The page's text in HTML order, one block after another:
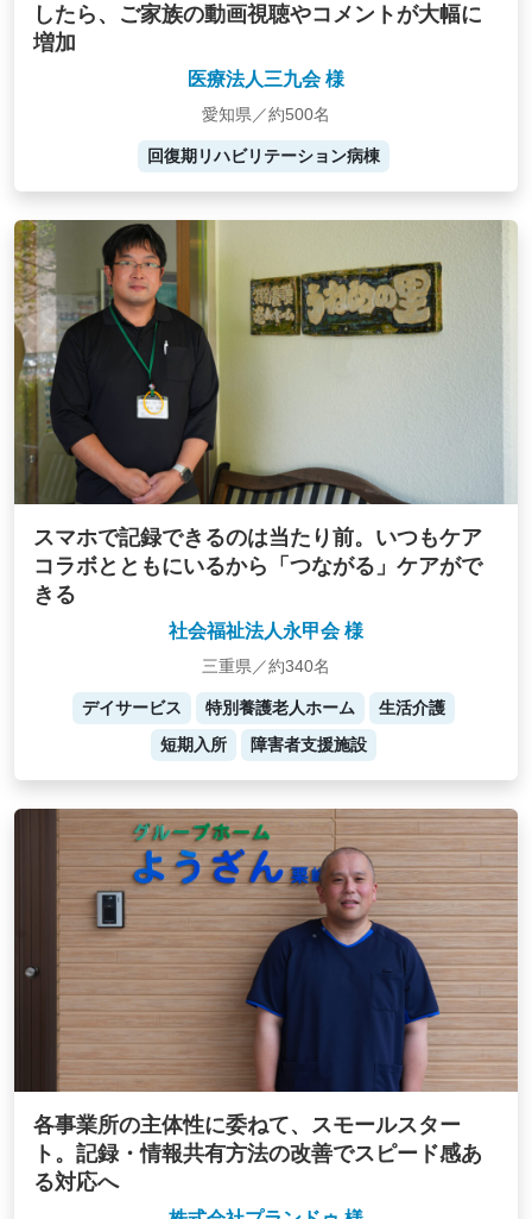
したら、ご家族の動画視聴やコメントが大幅に
増加
医療法人三九会 様
愛知県／約500名
回復期リハビリテーション病棟
スマホで記録できるのは当たり前。いつもケア
コラボとともにいるから「つながる」ケアがで
きる
社会福祉法人永甲会 様
三重県／約340名
デイサービス 特別養護老人ホーム
生活介護
短期入所
障害者支援施設
各事業所の主体性に委ねて、スモールスター
ト。記録・情報共有方法の改善でスピード感あ
る対応へ